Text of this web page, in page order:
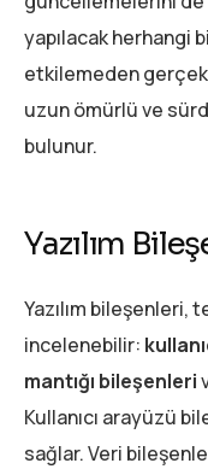
yapılacak herhangi
etkilemeden
uzun ömürlü ve
bulunur.
Yazılım
Yazılım
incelenebilir:
mantığı bileşenleri
Kullanıcı arayüzü
sağlar. Veri